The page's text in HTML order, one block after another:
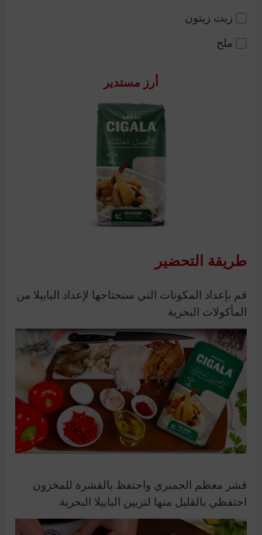
أرز مستدير
زيت زيتون
ملح
طريقة التحضير
قم بإعداد المكونات التي سنحتاجها لإعداد الباييلا من
المأكولات البحرية.
قشر معظم الجمبري واحتفظ بالقشرة للمخزون.
احتفظي بالقليل منها لتزيين الباييلا البحرية.